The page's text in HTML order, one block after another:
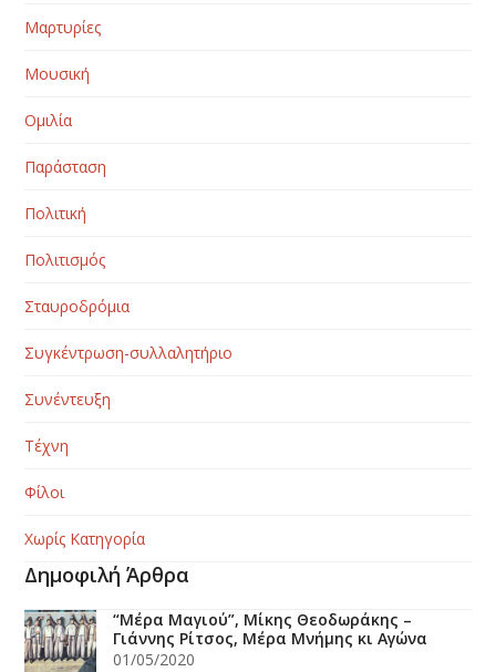
Μαρτυρίες
Μουσική
Ομιλία
Παράσταση
Πολιτική
Πολιτισμός
Σταυροδρόμια
Συγκέντρωση-συλλαλητήριο
Συνέντευξη
Τέχνη
Φίλοι
Χωρίς Κατηγορία
Δημοφιλή Άρθρα
“Μέρα Μαγιού”, Μίκης Θεοδωράκης –
Γιάννης Ρίτσος, Μέρα Μνήμης κι Αγώνα
01/05/2020